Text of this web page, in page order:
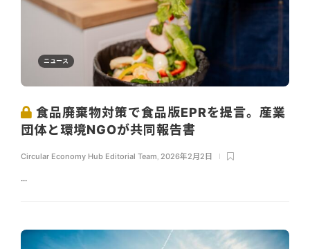
ニュース
食品廃棄物対策で食品版EPRを提言。産業
団体と環境NGOが共同報告書
Circular Economy Hub Editorial Team 2026年2月2日
...